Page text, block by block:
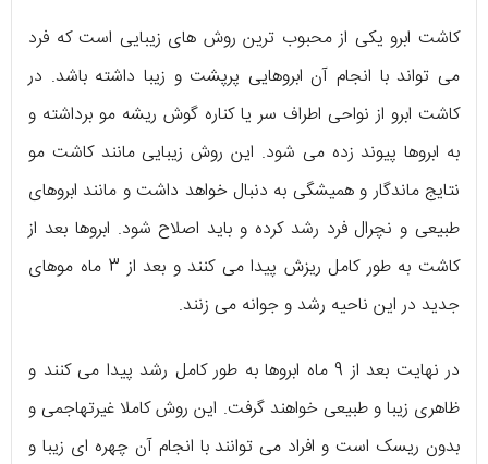
کاشت ابرو یکی از محبوب ترین روش های زیبایی است که فرد
می تواند با انجام آن ابروهایی پرپشت و زیبا داشته باشد. در
کاشت ابرو از نواحی اطراف سر یا کناره گوش ریشه مو برداشته و
به ابروها پیوند زده می شود. این روش زیبایی مانند کاشت مو
نتایج ماندگار و همیشگی به دنبال خواهد داشت و مانند ابروهای
طبیعی و نچرال فرد رشد کرده و باید اصلاح شود. ابروها بعد از
کاشت به طور کامل ریزش پیدا می کنند و بعد از 3 ماه موهای
جدید در این ناحیه رشد و جوانه می زنند.
در نهایت بعد از 9 ماه ابروها به طور کامل رشد پیدا می کنند و
ظاهری زیبا و طبیعی خواهند گرفت. این روش کاملا غیرتهاجمی و
بدون ریسک است و افراد می توانند با انجام آن چهره ای زیبا و